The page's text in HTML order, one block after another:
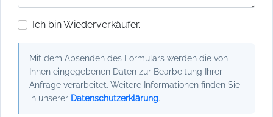
Ich bin Wiederverkäufer.
Mit dem Absenden des Formulars werden die von
Ihnen eingegebenen Daten zur Bearbeitung Ihrer
Anfrage verarbeitet. Weitere Informationen finden Sie
in unserer Datenschutzerklärung.